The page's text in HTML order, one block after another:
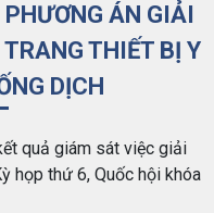
ÁN GIẢI
THIẾT BỊ Y
DỊCH
quả giám sát việc giải
họp thứ 6, Quốc hội khóa